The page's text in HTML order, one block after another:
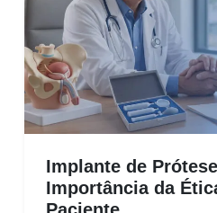
Implante de
Importância da